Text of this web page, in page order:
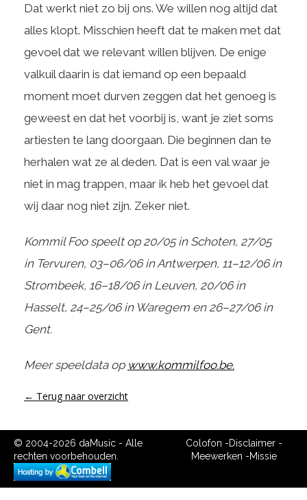
Dat werkt niet zo bij ons. We willen nog altijd dat
alles klopt. Misschien heeft dat te maken met dat
gevoel dat we relevant willen blijven. De enige
valkuil daarin is dat iemand op een bepaald
moment moet durven zeggen dat het genoeg is
geweest en dat het voorbij is, want je ziet soms
artiesten te lang doorgaan. Die beginnen dan te
herhalen wat ze al deden. Dat is een val waar je
niet in mag trappen, maar ik heb het gevoel dat
wij daar nog niet zijn. Zeker niet.
Kommil Foo speelt op 20/05 in Schoten, 27/05
in Tervuren, 03–06/06 in Antwerpen, 11–12/06 in
Strombeek, 16–18/06 in Leuven, 20/06 in
Hasselt, 24–25/06 in Waregem en 26–27/06 in
Gent.
Meer speeldata op www.kommilfoo.be.
← Terug naar overzicht
© 2004-2026 daMusic - Alle
rechten voorbehouden.
Colofon -Disclaimer-
Meewerken -Missie